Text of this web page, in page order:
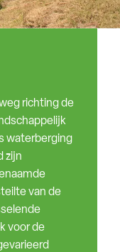
richting de
waterberging
zijn
van de
voor de